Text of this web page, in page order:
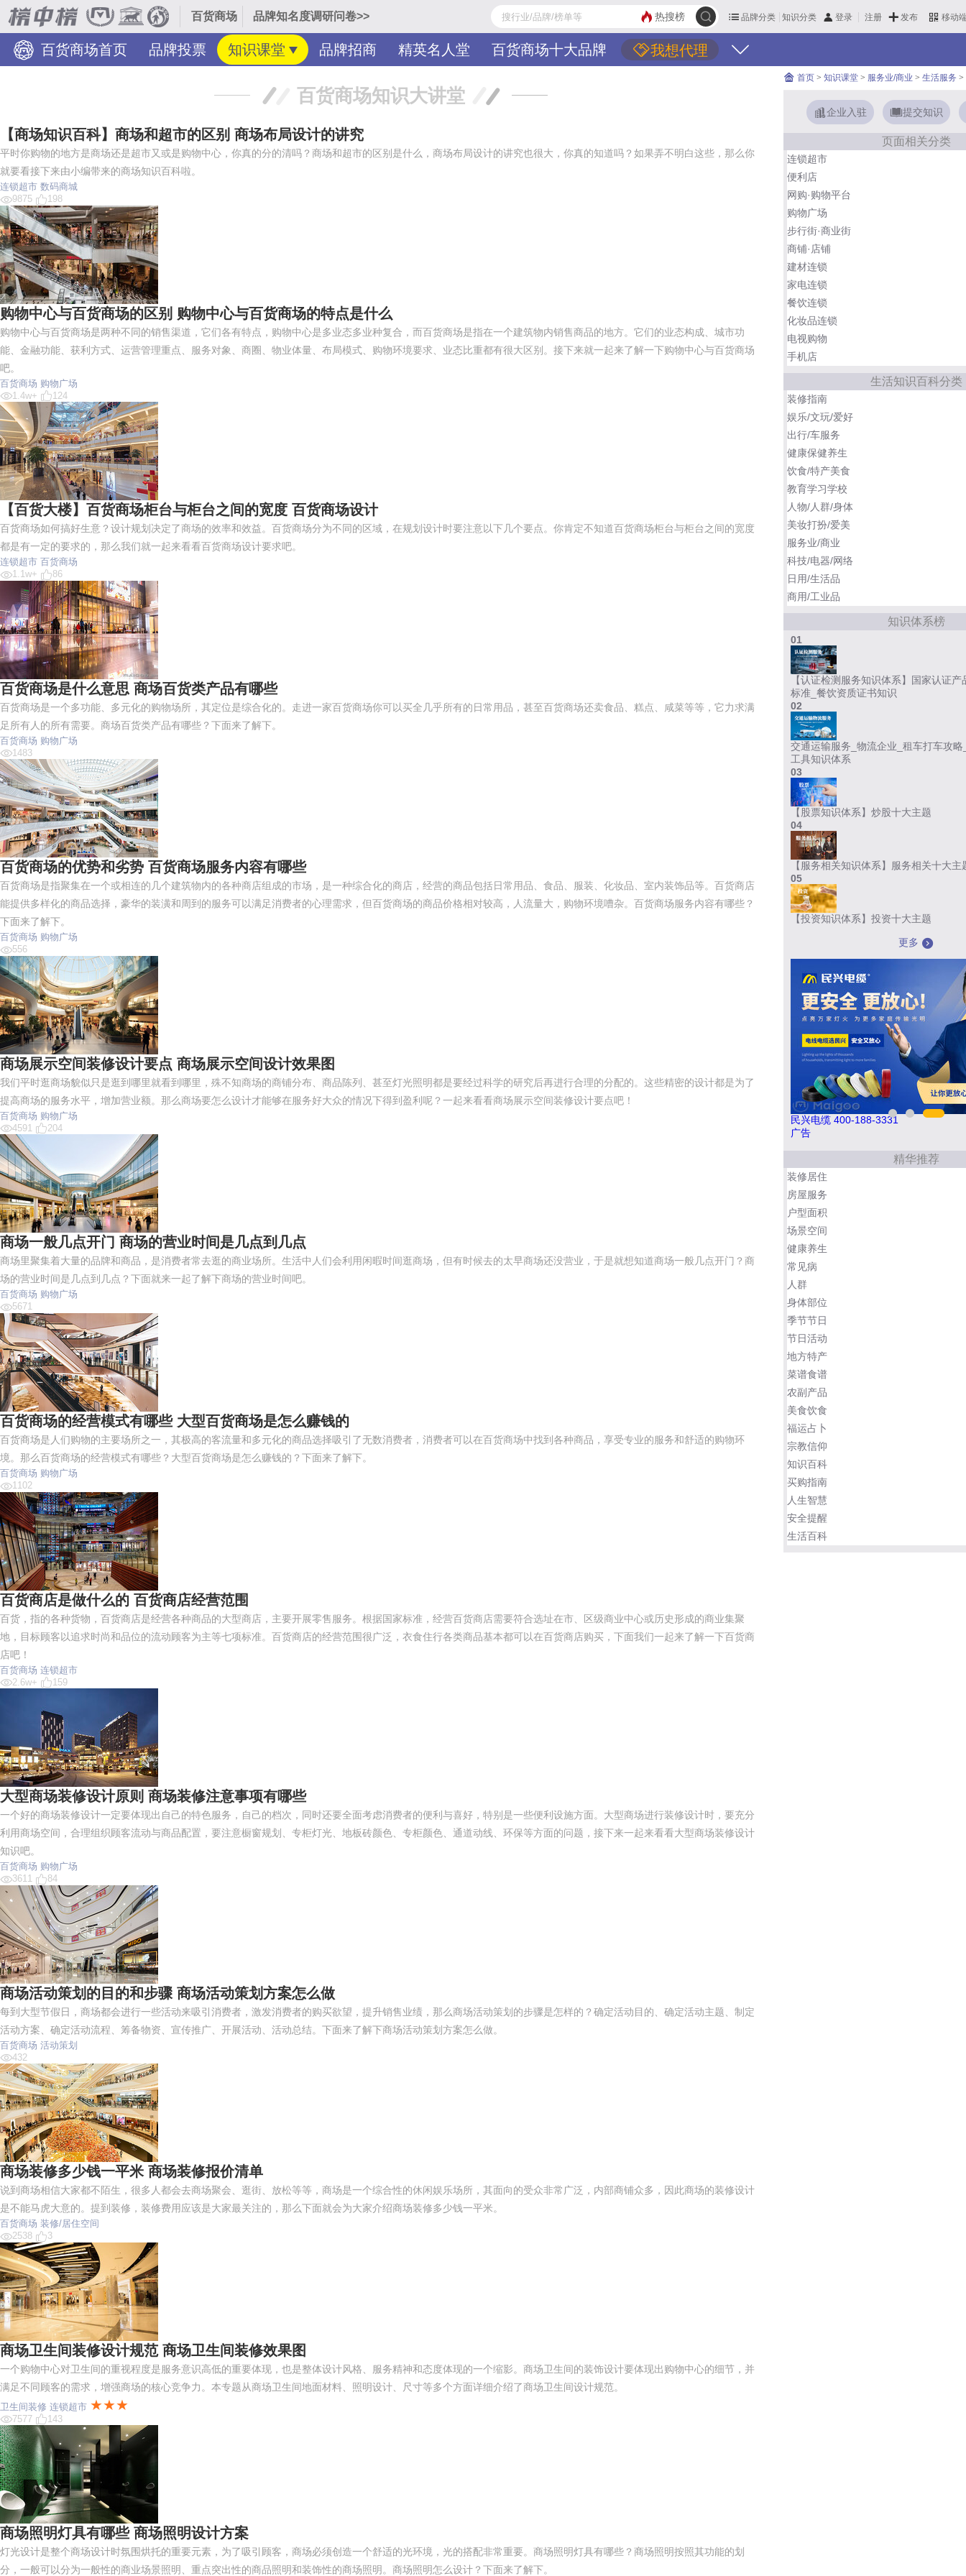
百货商场 品牌知名度调研问卷>> 品牌分类 知识分类 登录 注册 发布 移动
热搜榜
百货商场首页 品牌投票 知识课堂 品牌招商 精英名人堂 我想代理
百货商场十大品牌
百货商场知识大讲堂
【商场知识百科】商场和超市的区别 商场布局设计的讲究
平时你购物的地方是商场还是超市又或是购物中心，你真的分的清吗？商场和超市的区别是什么，商场布局设计的讲究也很大，你真的知道吗？如果弄不明白这些，那么你
就要看接下来由小编带来的商场知识百科啦。
连锁超市 数码商城
9875
198
购物中心与百货商场的区别 购物中心与百货商场的特点是什么
购物中心与百货商场是两种不同的销售渠道，它们各有特点，购物中心是多业态多业种复合，而百货商场是指在一个建筑物内销售商品的地方。它们的业态构成、城市功
能、金融功能、获利方式、运营管理重点、服务对象、商圈、物业体量、布局模式、购物环境要求、业态比重都有很大区别。接下来就一起来了解一下购物中心与百货商场
吧。
百货商场 购物广场
1.4w+
124
【百货大楼】百货商场柜台与柜台之间的宽度 百货商场设计
百货商场如何搞好生意？设计规划决定了商场的效率和效益。百货商场分为不同的区域，在规划设计时要注意以下几个要点。你肯定不知道百货商场柜台与柜台之间的宽度
都是有一定的要求的，那么我们就一起来看看百货商场设计要求吧。
连锁超市 百货商场
1.1w+
86
百货商场是什么意思 商场百货类产品有哪些
百货商场是一个多功能、多元化的购物场所，其定位是综合化的。走进一家百货商场你可以买全几乎所有的日常用品，甚至百货商场还卖食品、糕点、咸菜等等，它力求满
足所有人的所有需要。商场百货类产品有哪些？下面来了解下。
百货商场 购物广场
1483
百货商场的优势和劣势 百货商场服务内容有哪些
百货商场是指聚集在一个或相连的几个建筑物内的各种商店组成的市场，是一种综合化的商店，经营的商品包括日常用品、食品、服装、化妆品、室内装饰品等。百货商店
能提供多样化的商品选择，豪华的装潢和周到的服务可以满足消费者的心理需求，但百货商场的商品价格相对较高，人流量大，购物环境嘈杂。百货商场服务内容有哪些？
下面来了解下。
百货商场 购物广场
556
商场展示空间装修设计要点 商场展示空间设计效果图
我们平时逛商场貌似只是逛到哪里就看到哪里，殊不知商场的商铺分布、商品陈列、甚至灯光照明都是要经过科学的研究后再进行合理的分配的。这些精密的设计都是为了
提高商场的服务水平，增加营业额。那么商场要怎么设计才能够在服务好大众的情况下得到盈利呢？一起来看看商场展示空间装修设计要点吧！
百货商场 购物广场
4591
204
商场一般几点开门 商场的营业时间是几点到几点
商场里聚集着大量的品牌和商品，是消费者常去逛的商业场所。生活中人们会利用闲暇时间逛商场，但有时候去的太早商场还没营业，于是就想知道商场一般几点开门？商
场的营业时间是几点到几点？下面就来一起了解下商场的营业时间吧。
百货商场 购物广场
5671
百货商场的经营模式有哪些 大型百货商场是怎么赚钱的
百货商场是人们购物的主要场所之一，其极高的客流量和多元化的商品选择吸引了无数消费者，消费者可以在百货商场中找到各种商品，享受专业的服务和舒适的购物环
境。那么百货商场的经营模式有哪些？大型百货商场是怎么赚钱的？下面来了解下。
百货商场 购物广场
1102
百货商店是做什么的 百货商店经营范围
百货，指的各种货物，百货商店是经营各种商品的大型商店，主要开展零售服务。根据国家标准，经营百货商店需要符合选址在市、区级商业中心或历史形成的商业集聚
地，目标顾客以追求时尚和品位的流动顾客为主等七项标准。百货商店的经营范围很广泛，衣食住行各类商品基本都可以在百货商店购买，下面我们一起来了解一下百货商
店吧！
百货商场 连锁超市
2.6w+
159
大型商场装修设计原则 商场装修注意事项有哪些
一个好的商场装修设计一定要体现出自己的特色服务，自己的档次，同时还要全面考虑消费者的便利与喜好，特别是一些便利设施方面。大型商场进行装修设计时，要充分
利用商场空间，合理组织顾客流动与商品配置，要注意橱窗规划、专柜灯光、地板砖颜色、专柜颜色、通道动线、环保等方面的问题，接下来一起来看看大型商场装修设计
知识吧。
百货商场 购物广场
3611
84
商场活动策划的目的和步骤 商场活动策划方案怎么做
每到大型节假日，商场都会进行一些活动来吸引消费者，激发消费者的购买欲望，提升销售业绩，那么商场活动策划的步骤是怎样的？确定活动目的、确定活动主题、制定
活动方案、确定活动流程、筹备物资、宣传推广、开展活动、活动总结。下面来了解下商场活动策划方案怎么做。
百货商场 活动策划
432
商场装修多少钱一平米 商场装修报价清单
说到商场相信大家都不陌生，很多人都会去商场聚会、逛街、放松等等，商场是一个综合性的休闲娱乐场所，其面向的受众非常广泛，内部商铺众多，因此商场的装修设计
是不能马虎大意的。提到装修，装修费用应该是大家最关注的，那么下面就会为大家介绍商场装修多少钱一平米。
百货商场 装修/居住空间
2538
3
商场卫生间装修设计规范 商场卫生间装修效果图
一个购物中心对卫生间的重视程度是服务意识高低的重要体现，也是整体设计风格、服务精神和态度体现的一个缩影。商场卫生间的装饰设计要体现出购物中心的细节，并
满足不同顾客的需求，增强商场的核心竞争力。本专题从商场卫生间地面材料、照明设计、尺寸等多个方面详细介绍了商场卫生间设计规范。
卫生间装修 连锁超市 ★★★
7577 143
商场照明灯具有哪些 商场照明设计方案
灯光设计是整个商场设计时氛围烘托的重要元素，为了吸引顾客，商场必须创造一个舒适的光环境，光的搭配非常重要。商场照明灯具有哪些？商场照明按照其功能的划
分，一般可以分为一般性的商业场景照明、重点突出性的商品照明和装饰性的商场照明。商场照明怎么设计？下面来了解下。
首页 > 知识课堂 > 服务业/商业 > 生活服务 >
企业入驻 提交知识
页面相关分类
连锁超市
便利店
网购·购物平台
购物广场
步行街·商业街
商铺·店铺
建材连锁
家电连锁
餐饮连锁
化妆品连锁
电视购物
手机店
生活知识百科分类
装修指南
娱乐/文玩/爱好
出行/车服务
健康保健养生
饮食/特产美食
教育学习学校
人物/人群/身体
美妆打扮/爱美
服务业/商业
科技/电器/网络
日用/生活品
商用/工业品
知识体系榜
01
【认证检测服务知识体系】国家认证
标准_餐饮资质证书知识
02
交通运输服务_物流企业_租车打车攻
工具知识体系
03
【股票知识体系】炒股十大主题
04
【服务相关知识体系】服务相关十大主
05
【投资知识体系】投资十大主题
更多
巧夺天工 400-189-0909
广告
精华推荐
装修居住
房屋服务
户型面积
场景空间
健康养生
常见病
人群
身体部位
季节节日
节日活动
地方特产
菜谱食谱
农副产品
美食饮食
福运占卜
宗教信仰
知识百科
买购指南
人生智慧
安全提醒
生活百科